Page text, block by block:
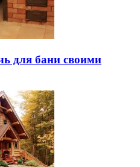
для бани своими